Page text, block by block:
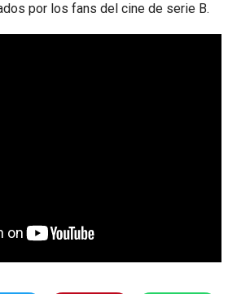
por los fans del cine de serie B.